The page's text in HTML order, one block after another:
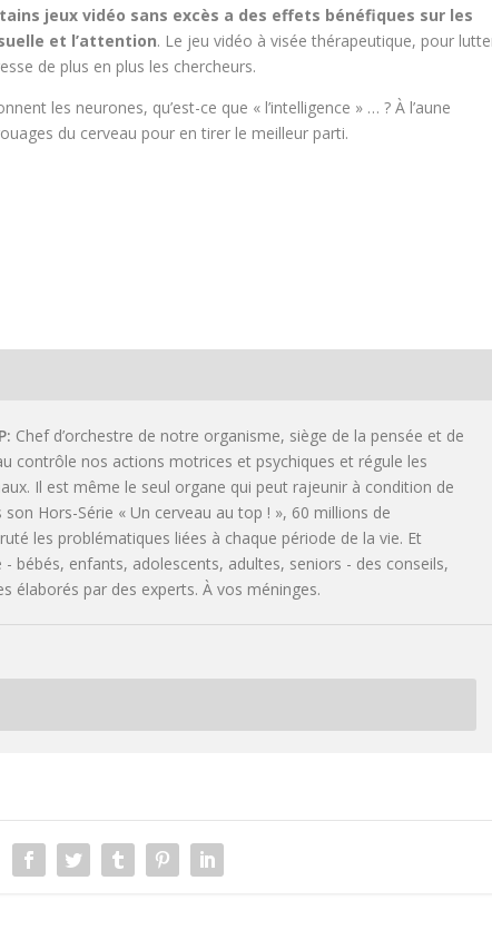
jeux vidéo sans excès a des effets bénéfiques sur les
et l’attention. Le jeu vidéo à visée thérapeutique, pour
de plus en plus les chercheurs.
les neurones, qu’est-ce que « l’intelligence » … ? À l’aune
du cerveau pour en tirer le meilleur parti.
Chef d’orchestre de notre organisme, siège de la pensée et de
contrôle nos actions motrices et psychiques et régule les
Il est même le seul organe qui peut rajeunir à condition de
Hors-Série « Un cerveau au top ! », 60 millions de
les problématiques liées à chaque période de la vie. Et
bébés, enfants, adolescents, adultes, seniors - des conseils,
élaborés par des experts. À vos méninges.